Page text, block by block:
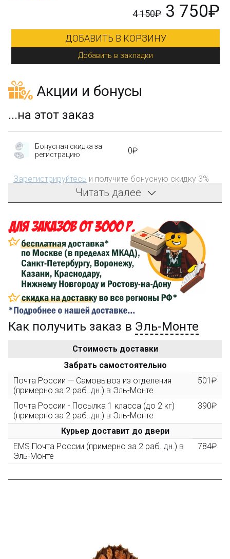
4 150₽ 3 750₽
ДОБАВИТЬ В КОРЗИНУ
Добавить в закладки
Акции и бонусы
...на этот заказ
Бонусная скидка за
регистрацию
0₽
Зарегистрируйтесь и получите бонусную скидку 3%
на первый заказ!
затрат на доставку
Сделайте заказ на сумму не менее 3 000₽, оплатите
его на карту Сбербанка и получите 150₽ на
компенсацию доставки.
...на следующий заказ
Золотая скидка
персональная
10%
3000 рублей, Вы получите постоянную скидку на все
повторные заказы - 10%
Скидка за обзор
(фото сборки) до 10%
Пришлите фото поэтапной сборки купленного
конструктора и получите дополнительную скидку
10% при покупке следующего набора (не дороже 10
нашем сайте и получите купон на скидку 50₽ за
текстовый отзыв или 100₽ за отзыв с фото.
Читать далее
Как получить заказ в Эль-Монте
Стоимость доставки
Забрать самостоятельно
Почта России — Самовывоз из отделения
(примерно за 2 раб. дн.) в Эль-Монте
501₽
Почта России - Посылка 1 класса (до 2 кг)
(примерно за 2 раб. дн.) в Эль-Монте
390₽
Курьер доставит до двери
EMS Почта России (примерно за 2 раб. дн.) в
Эль-Монте
784₽